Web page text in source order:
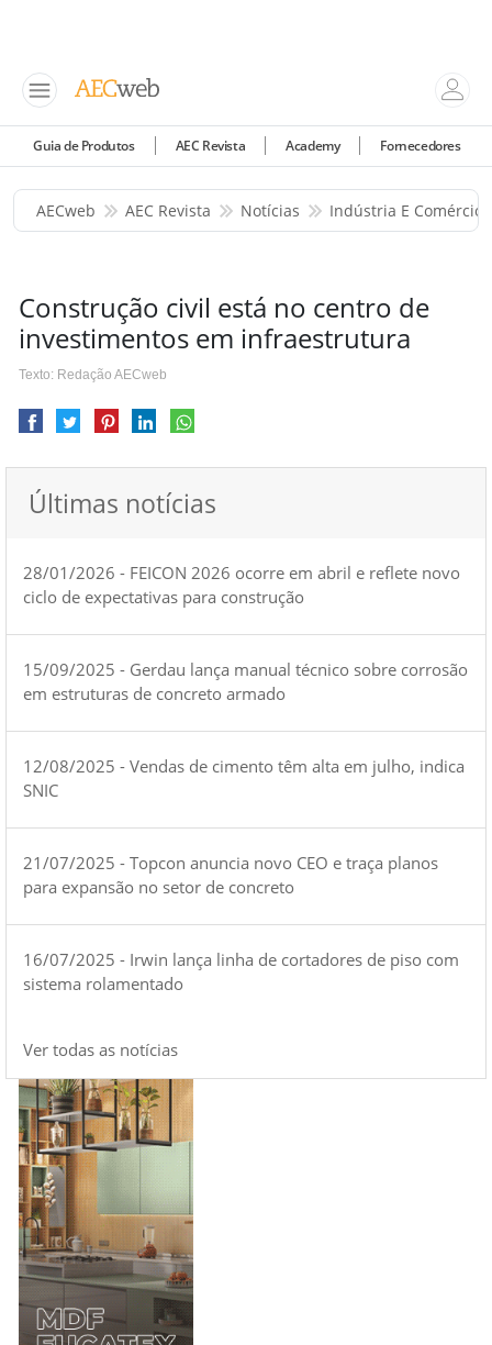
Guia de Produtos AEC Revista Academy Fornecedores
AECweb AEC Revista Notícias Indústria E Comércio
Construção civil está no centro de
investimentos em infraestrutura
Texto: Redação AECweb
Últimas notícias
28/01/2026 - FEICON 2026 ocorre em abril e reflete novo
ciclo de expectativas para construção
15/09/2025 - Gerdau lança manual técnico sobre corrosão
em estruturas de concreto armado
12/08/2025 - Vendas de cimento têm alta em julho, indica
SNIC
21/07/2025 - Topcon anuncia novo CEO e traça planos
para expansão no setor de concreto
16/07/2025 - Irwin lança linha de cortadores de piso com
sistema rolamentado
Ver todas as notícias